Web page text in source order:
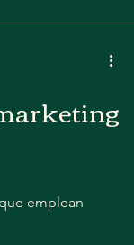
emplean